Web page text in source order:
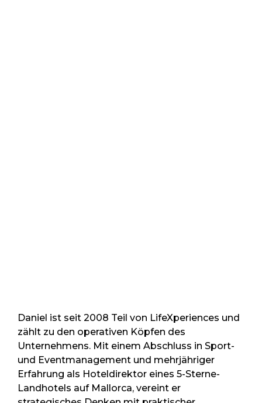
Daniel ist seit 2008 Teil von LifeXperiences und
zählt zu den operativen Köpfen des
Unternehmens. Mit einem Abschluss in Sport-
und Eventmanagement und mehrjähriger
Erfahrung als Hoteldirektor eines 5-Sterne-
Landhotels auf Mallorca, vereint er